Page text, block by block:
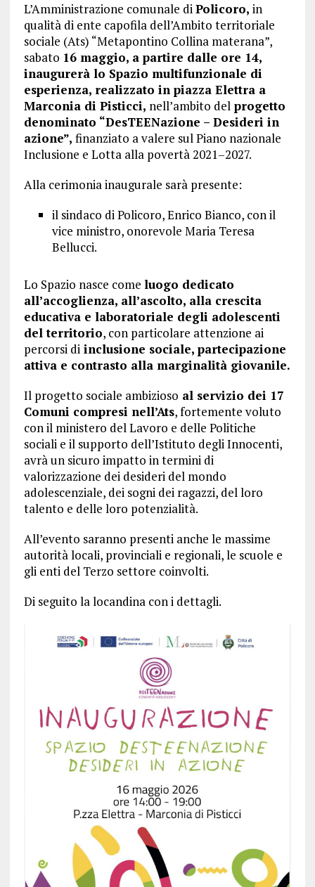
L’Amministrazione comunale diPolicoro, in
qualità di ente capofila dell’Ambito territoriale
sociale (Ats) “Metapontino Collina materana”,
sabato 16 maggio, a partire dalle ore 14,
inaugurerà lo Spazio multifunzionale di
esperienza, realizzato in piazza Elettra a
Marconia di Pisticci, nell’ambito delprogetto
denominato “DesTEENazione – Desideri in
azione”, finanziato a valere sul Piano nazionale
Inclusione e Lotta alla povertà 2021–2027.
Alla cerimonia inaugurale sarà presente:
il sindaco di Policoro, Enrico Bianco, con il
vice ministro, onorevole Maria Teresa
Bellucci.
Lo Spazio nasce come luogo dedicato
all’accoglienza, all’ascolto, alla crescita
educativa e laboratoriale degli adolescenti
del territorio, con particolare attenzione ai
percorsi diinclusione sociale, partecipazione
attiva e contrasto alla marginalità giovanile.
Il progetto sociale ambizioso al servizio dei 17
Comuni compresi nell’Ats, fortemente voluto
con il ministero del Lavoro e delle Politiche
sociali e il supporto dell’Istituto degli Innocenti,
avrà un sicuro impatto in termini di
valorizzazione dei desideri del mondo
adolescenziale, dei sogni dei ragazzi, del loro
talento e delle loro potenzialità.
All’evento saranno presenti anche le massime
autorità locali, provinciali e regionali, le scuole e
gli enti del Terzo settore coinvolti.
Di seguito la locandina con i dettagli.